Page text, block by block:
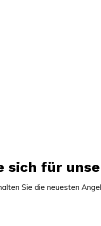
sich für
Sie die neuesten